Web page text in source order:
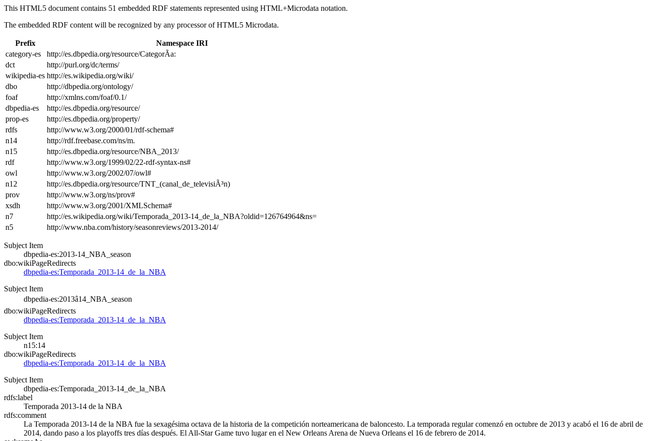
This HTML5 document contains 51 embedded RDF statements represented using HTML+Microdata notation.
The embedded RDF content will be recognized by any processor of HTML5 Microdata.
Prefix
Namespace IRI
category-es
http://es.dbpedia.org/resource/CategorÃ­a:
dct
http://purl.org/dc/terms/
wikipedia-es http://es.wikipedia.org/wiki/
dbo
http://dbpedia.org/ontology/
foaf
http://xmlns.com/foaf/0.1/
dbpedia-es
http://es.dbpedia.org/resource/
prop-es
http://es.dbpedia.org/property/
rdfs
http://www.w3.org/2000/01/rdf-schema#
n14
http://rdf.freebase.com/ns/m.
n15
http://es.dbpedia.org/resource/NBA_2013/
rdf
http://www.w3.org/1999/02/22-rdf-syntax-ns#
owl
http://www.w3.org/2002/07/owl#
n12
http://es.dbpedia.org/resource/TNT_(canal_de_televisiÃ³n)
prov
http://www.w3.org/ns/prov#
xsdh
http://www.w3.org/2001/XMLSchema#
n7
http://es.wikipedia.org/wiki/Temporada_2013-14_de_la_NBA?oldid=126764964&ns=
n5
http://www.nba.com/history/seasonreviews/2013-2014/
Subject Item
dbpedia-es:2013-14_NBA_season
dbo:wikiPageRedirects
dbpedia-es:Temporada_2013-14_de_la_NBA
Subject Item
dbpedia-es:2013â14_NBA_season
dbo:wikiPageRedirects
dbpedia-es:Temporada_2013-14_de_la_NBA
Subject Item
n15:14
dbo:wikiPageRedirects
dbpedia-es:Temporada_2013-14_de_la_NBA
Subject Item
dbpedia-es:Temporada_2013-14_de_la_NBA
rdfs:label
Temporada 2013-14 de la NBA
rdfs:comment
La Temporada 2013-14 de la NBA fue la sexagésima octava de la historia de la competición norteamericana de baloncesto. La temporada regular comenzó en octubre de 2013 y acabó el 16 de abril de
2014, dando paso a los playoffs tres días después. El All-Star Game tuvo lugar en el New Orleans Arena de Nueva Orleans el 16 de febrero de 2014.